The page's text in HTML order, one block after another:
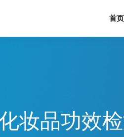
首页
妆品功效